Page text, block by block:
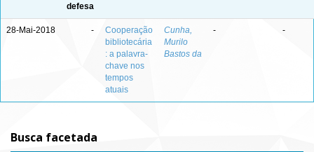
defesa
28-Mai-2018 -
Cooperação
bibliotecária
: a palavra-
chave nos
tempos
atuais
Cunha,
Murilo
Bastos da
- -
Busca facetada